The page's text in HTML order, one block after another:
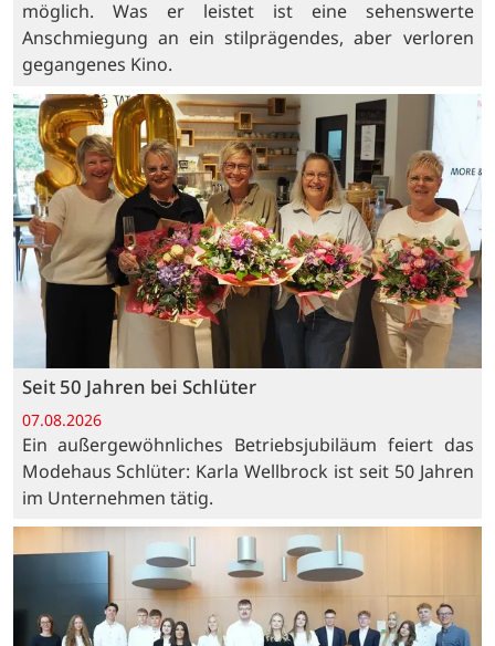
möglich. Was er leistet ist eine sehenswerte
Anschmiegung an ein stilprägendes, aber verloren
gegangenes Kino.
Seit 50 Jahren bei Schlüter
07.08.2026
Ein außergewöhnliches Betriebsjubiläum feiert das
Modehaus Schlüter: Karla Wellbrock ist seit 50 Jahren
im Unternehmen tätig.